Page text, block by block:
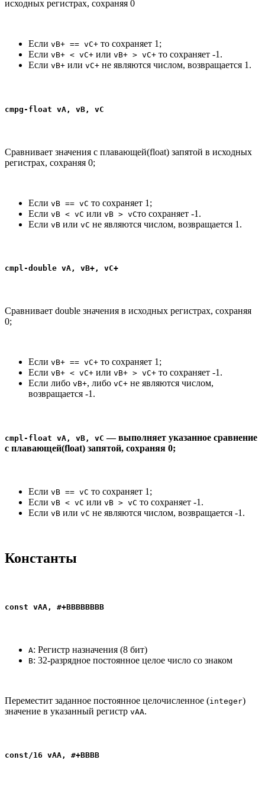
исходных регистрах, сохраняя 0
Если vB+ == vC+ то сохраняет 1;
Если vB+ < vC+ или vB+ > vC+ то сохраняет -1.
Если vB+ или vC+ не являются числом, возвращается 1.
cmpg-float vA, vB, vC
Сравнивает значения с плавающей(float) запятой в исходных
регистрах, сохраняя 0;
Если vB == vC то сохраняет 1;
Если vB < vC или vB > vCто сохраняет -1.
Если vB или vC не являются числом, возвращается 1.
cmpl-double vA, vB+, vC+
Сравнивает double значения в исходных регистрах, сохраняя
0;
Если vB+ == vC+ то сохраняет 1;
Если vB+ < vC+ или vB+ > vC+ то сохраняет -1.
Если либо vB+, либо vC+ не являются числом,
возвращается -1.
cmpl-float vA, vB, vC — выполняет указанное сравнение
с плавающей(float) запятой, сохраняя 0;
Если vB == vC то сохраняет 1;
Если vB < vC или vB > vC то сохраняет -1.
Если vB или vC не являются числом, возвращается -1.
Константы
const vAA, #+BBBBBBBB
A: Регистр назначения (8 бит)
B: 32-разрядное постоянное целое число со знаком
Переместит заданное постоянное целочисленное (integer)
значение в указанный регистр vAA.
const/16 vAA, #+BBBB